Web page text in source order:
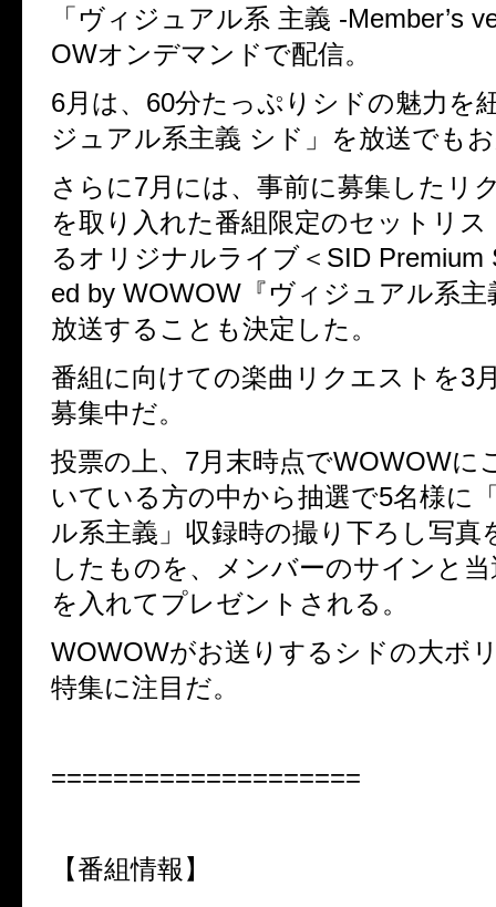
「ヴィジュアル系 主義 -Member’s
OWオンデマンドで配信。
6月は、60分たっぷりシドの魅力を
ジュアル系主義 シド」を放送でも
さらに7月には、事前に募集したリ
を取り入れた番組限定のセットリ
るオリジナルライブ＜SID Premium
ed by WOWOW『ヴィジュアル系主
放送することも決定した。
番組に向けての楽曲リクエストを3
募集中だ。
投票の上、7月末時点でWOWOWに
いている方の中から抽選で5名様に
ル系主義」収録時の撮り下ろし写真
したものを、メンバーのサインと
を入れてプレゼントされる。
WOWOWがお送りするシドの大ボ
特集に注目だ。
====================
【番組情報】